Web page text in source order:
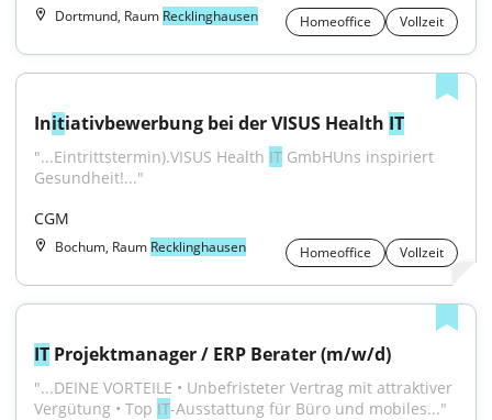
Dortmund, Raum Recklinghausen Homeoffice Vollzeit
Initiativbewerbung bei der VISUS Health IT
"...Eintrittstermin).VISUS Health IT GmbHUns inspiriert
Gesundheit!..."
CGM
Bochum, Raum Recklinghausen Homeoffice Vollzeit
IT Projektmanager / ERP Berater (m/w/d)
"...DEINE VORTEILE • Unbefristeter Vertrag mit attraktiver
Vergütung • Top IT-Ausstattung für Büro und mobiles..."